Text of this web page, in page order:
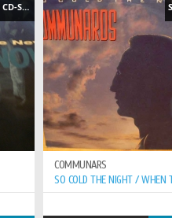
CD-SINGLE
COMMUNARS